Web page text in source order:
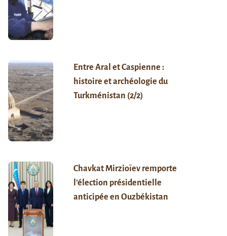
Entre Aral et Caspienne :
histoire et archéologie du
Turkménistan (2/2)
Chavkat Mirzioïev remporte
l’élection présidentielle
anticipée en Ouzbékistan